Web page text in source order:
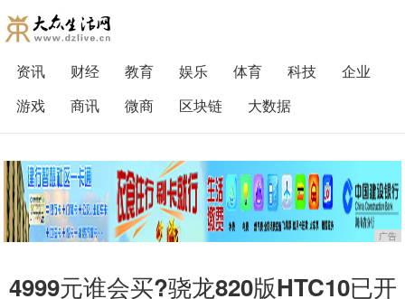
资讯 财经 教育 娱乐 体育 科技
企业
游戏
商讯 微商 区块链 大数据
广告
4999元谁会买?骁龙820版HTC10已开